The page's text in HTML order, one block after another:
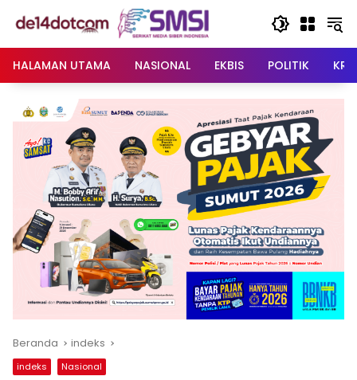
HALAMAN UTAMA
NASIONAL EKBIS POLITIK
Beranda indeks
indeks Nasional